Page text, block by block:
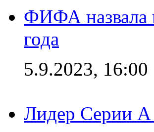
ФИФА назвала
года
5.9.2023, 16:00
Лидер Серии А